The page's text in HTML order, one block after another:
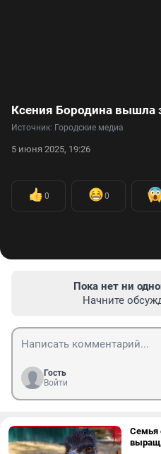
Источник: Городские медиа
5 июня 2025, 19:26
0 0
Пока нет ни
Начните
Гость
Войти
Семья